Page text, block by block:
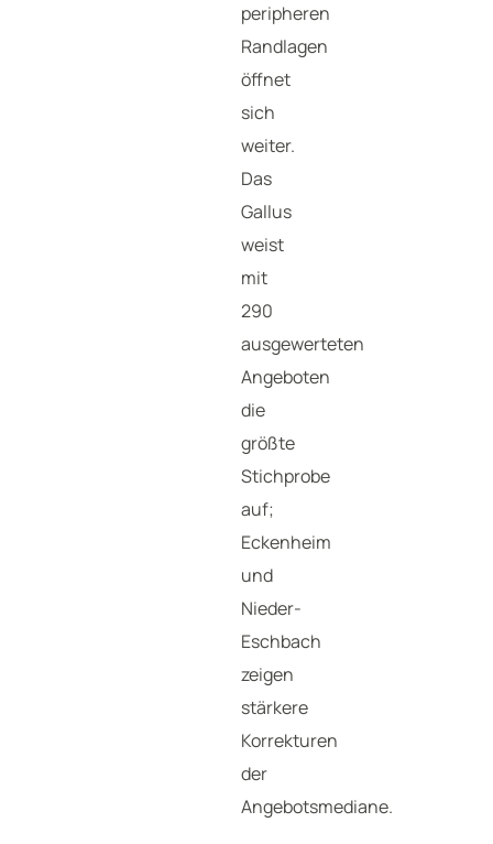
peripheren
Randlagen
öffnet
sich
weiter.
Das
Gallus
weist
mit
290
ausgewerteten
Angeboten
die
größte
Stichprobe
auf;
Eckenheim
und
Nieder-
Eschbach
zeigen
stärkere
Korrekturen
der
Angebotsmediane.